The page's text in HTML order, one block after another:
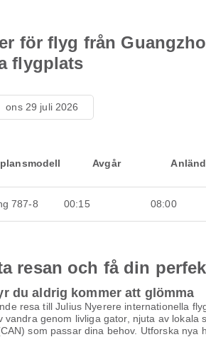
för flyg från
flygplats
ons 29 juli 2026
Avgår
787-8 00:15 08:00
resan och få din
du aldrig kommer att glömma
resa till Julius Nyerere internationella
vandra genom livliga gator, njuta av
som passar dina behov. Utforska